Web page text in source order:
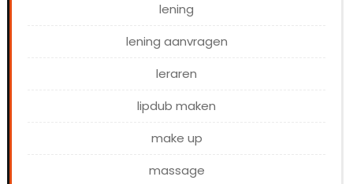
lening
lening aanvragen
leraren
lipdub maken
make up
massage